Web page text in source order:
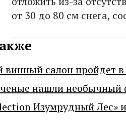
от 30 до 80 см снега,
винный салон пройдет
нашли необычный
Изумрудный Лес»